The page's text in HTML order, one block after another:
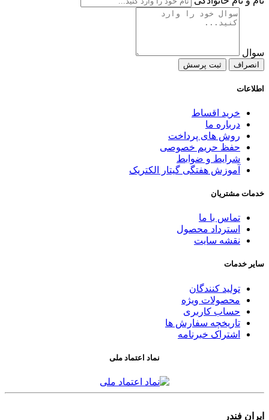
سوال
انصراف ثبت پرسش
اطلاعات
خرید اقساط
درباره ما
روش های پرداخت
حفظ حریم خصوصی
شرایط و ضوابط
آموزش هفتگی گیتار الکتریک
خدمات مشتریان
تماس با ما
استرداد محصول
نقشه سایت
سایر خدمات
تولید کنندگان
محصولات ویژه
حساب کاربری
تاریخچه سفارش ها
اشتراک خبرنامه
نماد اعتماد ملی
ایران فندر